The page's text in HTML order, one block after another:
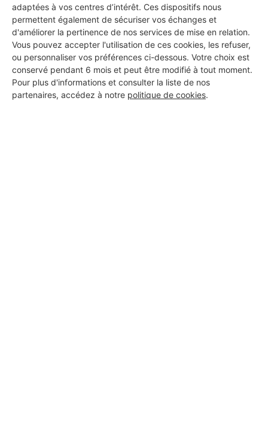
adaptées à vos centres d’intérêt. Ces dispositifs nous
permettent également de sécuriser vos échanges et
d'améliorer la pertinence de nos services de mise en relation.
Vous pouvez accepter l'utilisation de ces cookies, les refuser,
ou personnaliser vos préférences ci-dessous. Votre choix est
conservé pendant 6 mois et peut être modifié à tout moment.
Pour plus d'informations et consulter la liste de nos
partenaires, accédez à notre politique de cookies.